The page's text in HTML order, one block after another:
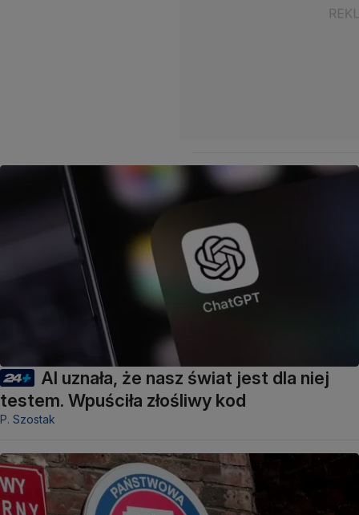
AI uznała, że nasz świat jest dla niej
testem. Wpuściła złośliwy kod
P. Szostak